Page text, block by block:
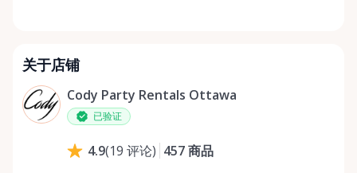
星期三
星期四
上午9:00 - 下午5:00
星期五
关于店铺
Cody Party Rentals Ottawa
已验证
4.9(19 评论) 457商品